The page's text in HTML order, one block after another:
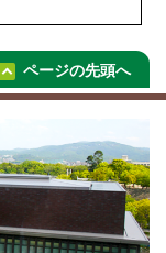
ページの先頭へ